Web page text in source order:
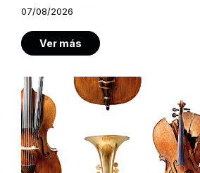
07/08/2026
Ver más